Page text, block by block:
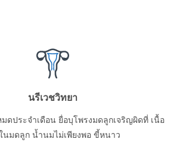
นรีเวชวิทยา
ดประจำเดือน ยื่อบุโพรงมดลูกเจริญผิดที่ เนื้อ
นมดลูก น้ำนมไม่เพียงพอ ขี้หนาว